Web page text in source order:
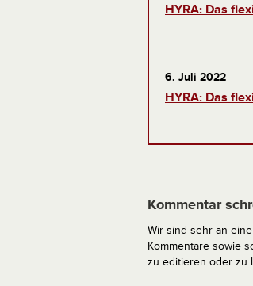
HYRA: Das
6. Juli 2022
HYRA: Das
Kommentar
Wir sind sehr an
Kommentare sowie
zu editieren oder zu